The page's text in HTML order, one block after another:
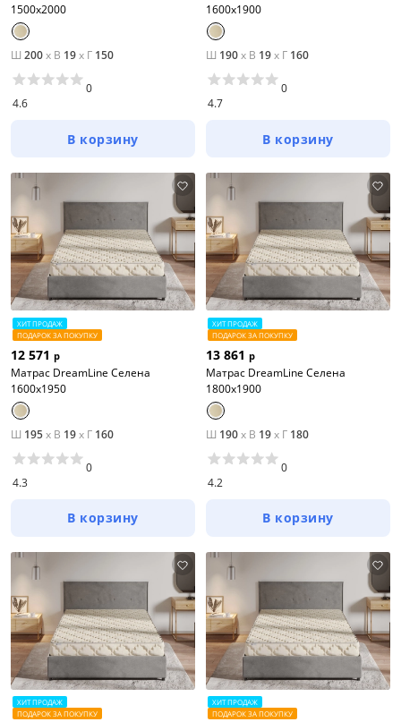
1500x2000
Ш 200x В 19x Г 150
4.6
0
В корзину
1600x1900
Ш 190x В 19x Г 160
4.7
0
В корзину
ХИТ ПРОДАЖ
ПОДАРОК ЗА ПОКУПКУ
12 571 р
Матрас DreamLine Селена
1600x1950
Ш 195x В 19x Г 160
4.3
0
В корзину
ХИТ ПРОДАЖ
ПОДАРОК ЗА ПОКУПКУ
13 861 р
Матрас DreamLine Селена
1800x1900
Ш 190x В 19x Г 180
4.2
0
В корзину
ХИТ ПРОДАЖ
ПОДАРОК ЗА ПОКУПКУ
ХИТ ПРОДАЖ
ПОДАРОК ЗА ПОКУПКУ